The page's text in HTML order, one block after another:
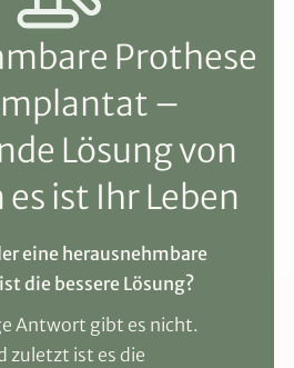
Prothese
–
Lösung von
ist Ihr Leben
eine herausnehmbare
die bessere Lösung?
Antwort gibt es nicht.
zuletzt ist es die